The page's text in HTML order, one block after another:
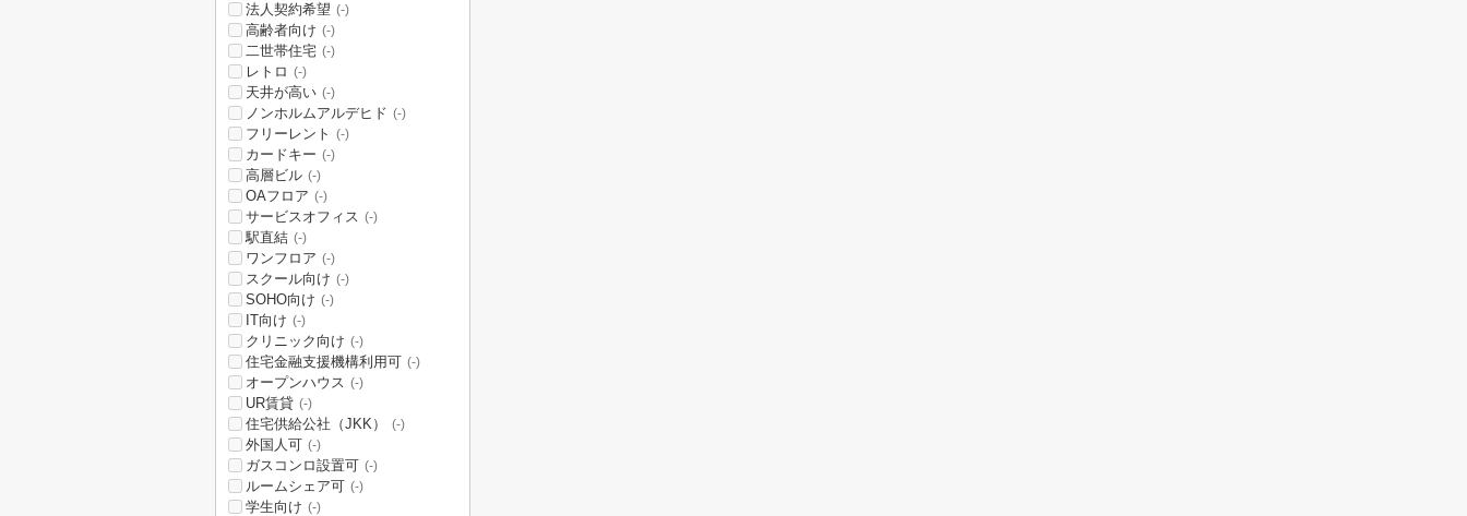
法人契約希望 (-)
高齢者向け (-)
二世帯住宅 (-)
レトロ (-)
天井が高い (-)
ノンホルムアルデヒド (-)
フリーレント (-)
カードキー (-)
高層ビル (-)
OAフロア (-)
サービスオフィス (-)
駅直結 (-)
ワンフロア (-)
スクール向け (-)
SOHO向け (-)
IT向け (-)
クリニック向け (-)
住宅金融支援機構利用可 (-)
オープンハウス (-)
UR賃貸 (-)
住宅供給公社（JKK） (-)
外国人可 (-)
ガスコンロ設置可 (-)
ルームシェア可 (-)
学生向け (-)